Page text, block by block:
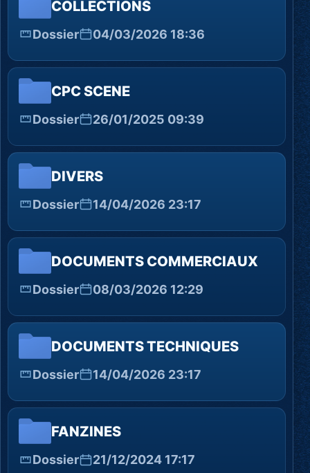
COLLECTIONS
Dossier 04/03/2026 18:36
CPC SCENE
Dossier 26/01/2025 09:39
DIVERS
Dossier 14/04/2026 23:17
DOCUMENTS COMMERCIAUX
Dossier 08/03/2026 12:29
DOCUMENTS TECHNIQUES
Dossier 14/04/2026 23:17
FANZINES
Dossier 21/12/2024 17:17